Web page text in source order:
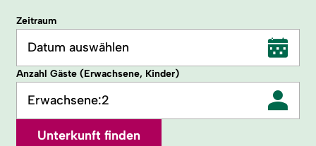
Zeitraum
Datum auswählen
Anzahl Gäste (Erwachsene, Kinder)
2
Erwachsene:
Unterkunft finden